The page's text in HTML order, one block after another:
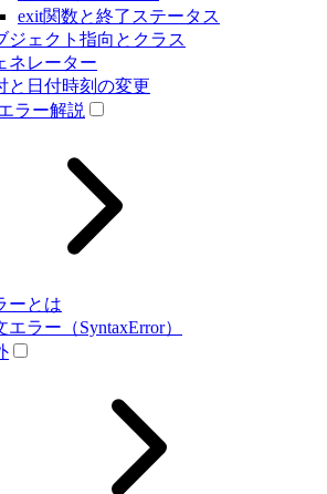
exit関数と終了ステータス
ジェクト指向とクラス
ネレーター
と日付時刻の変更
ラー解説
ーとは
エラー（SyntaxError）